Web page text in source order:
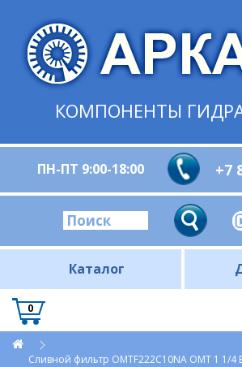
КОМПОНЕНТЫ
ПН-ПТ 9:00-18:00 +7
Каталог
0
Сливной фильтр OMTF222С10NA OMT 1 1/